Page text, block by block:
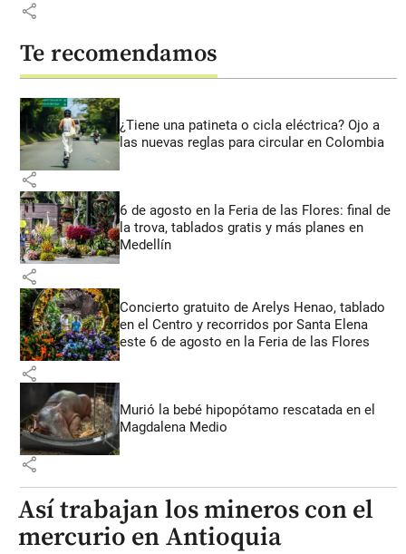
share
Te recomendamos
¿Tiene una patineta o cicla eléctrica? Ojo a
las nuevas reglas para circular en Colombia
share
6 de agosto en la Feria de las Flores: final de
la trova, tablados gratis y más planes en
Medellín
share
Concierto gratuito de Arelys Henao, tablado
en el Centro y recorridos por Santa Elena
este 6 de agosto en la Feria de las Flores
share
Murió la bebé hipopótamo rescatada en el
Magdalena Medio
share
Así trabajan los mineros con el
mercurio en Antioquia